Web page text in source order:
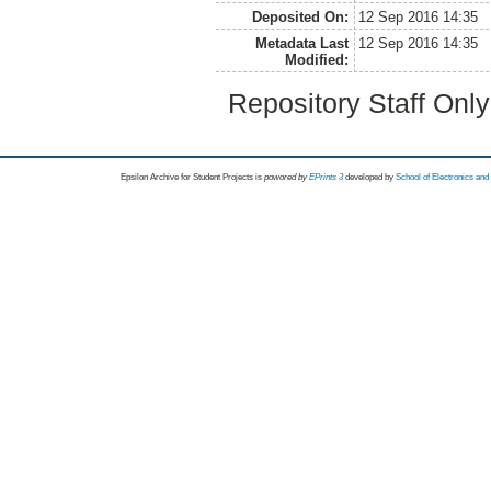
Deposited On:
12 Sep 2016 14:35
Metadata Last
Modified:
12 Sep 2016 14:35
Repository Staff
Epsilon Archive for Student Projects is powored byEPrints 3 developed by School of Electronics